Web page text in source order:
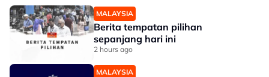
MALAYSIA
Berita tempatan pilihan
sepanjang hari ini
2 hours ago
MALAYSIA